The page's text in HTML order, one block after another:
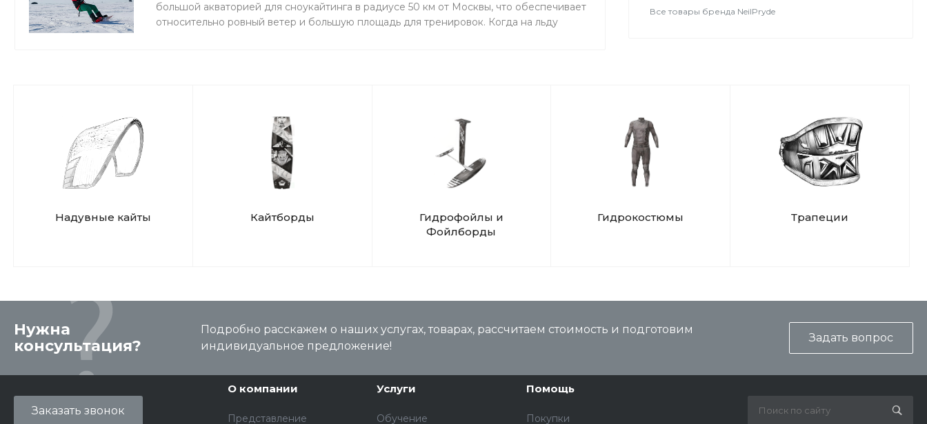
большой акваторией для сноукайтинга в радиусе 50 км от Москвы, что обеспечивает
относительно ровный ветер и большую площадь для тренировок. Когда на льду
Все товары бренда NeilPryde
Надувные кайты Кайтборды
Гидрофойлы и
Фойлборды
Гидрокостюмы Трапеции
Нужна
консультация?
Подробно расскажем о наших услугах, товарах, рассчитаем стоимость и подготовим
индивидуальное предложение!
Задать вопрос
Заказать звонок
О компании
Представление
Услуги
Обучение
Помощь
Покупки